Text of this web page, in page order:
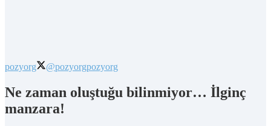
pozyorg @pozyorgpozyorg
Ne zaman oluştuğu bilinmiyor… İlginç
manzara!